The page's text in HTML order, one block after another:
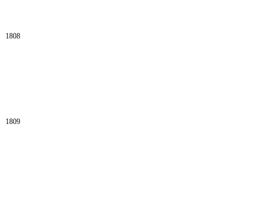
1808
1809